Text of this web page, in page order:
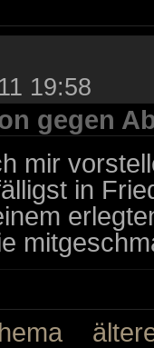
19:58
gegen
mir
in